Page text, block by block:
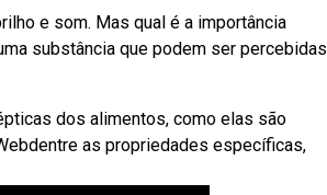
e som. Mas qual é a importância
substância que podem ser percebidas
dos alimentos, como elas são
as propriedades específicas,